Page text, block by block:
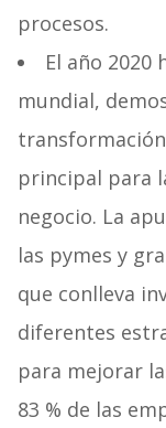
procesos.
El año 2020
mundial,
principal para
negocio. La
las pymes y
que conlleva
diferentes
para mejorar
83 % de las